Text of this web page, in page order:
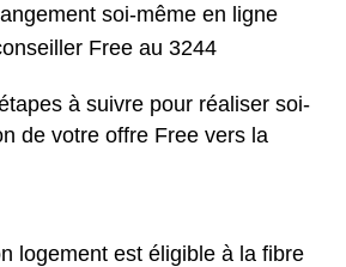
soi-même en ligne
Free au 3244
à suivre pour réaliser soi-
de votre offre Free vers la
logement est éligible à la fibre